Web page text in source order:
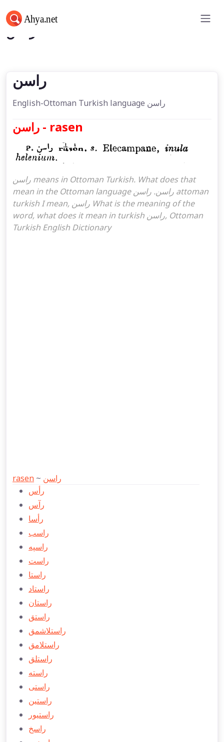
راسن
راسن
English-Ottoman Turkish language راسن
راسن - rasen
راسن means in Ottoman Turkish. What does that
mean in the Ottoman language راسن. راسن attoman
turkish I mean, راسن What is the meaning of the
word, what does it mean in turkish راسن, Ottoman
Turkish English Dictionary
rasen ~ راسن
رأس
رآس
رأسا
راسب
راسپه
راست
راستا
راستاد
راستان
راستق
راستلاشمق
راستلامق
راستلق
راسته
راستی
راستين
راستیور
راسخ